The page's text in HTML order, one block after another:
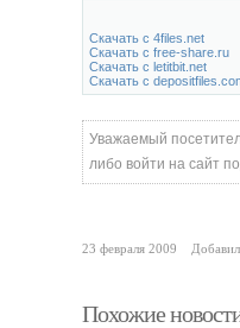
Скачать с 4files.net
Скачать с free-share.ru
Скачать с letitbit.net
Скачать с
Уважаемый
либо войти на сайт
23 февраля 2009
Похожие